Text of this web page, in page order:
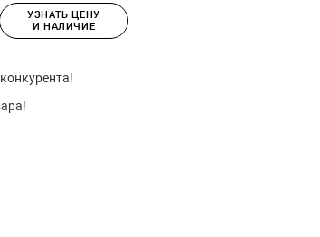
УЗНАТЬ ЦЕНУ
И НАЛИЧИЕ